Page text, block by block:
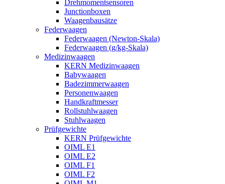
Drehmomentsensoren
Junctionboxen
Waagenbausätze
Federwaagen
Federwaagen (Newton-Skala)
Federwaagen (g/kg-Skala)
Medizinwaagen
KERN Medizinwaagen
Babywaagen
Badezimmerwaagen
Personenwaagen
Handkraftmesser
Rollstuhlwaagen
Stuhlwaagen
Prüfgewichte
KERN Prüfgewichte
OIML E1
OIML E2
OIML F1
OIML F2